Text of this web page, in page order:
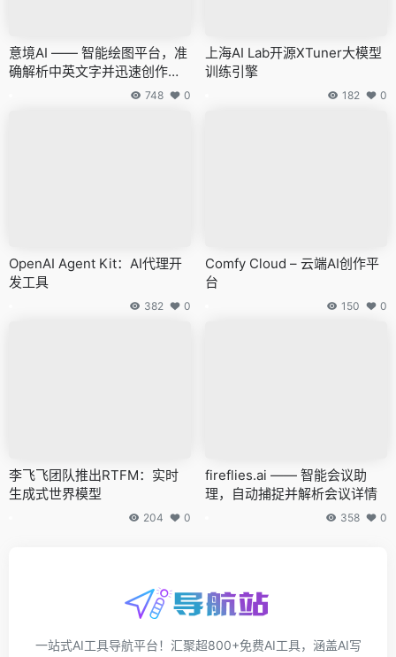
意境AI —— 智能绘图平台，准
确解析中英文字并迅速创作图
748 0
上海AI Lab开源XTuner大模型
训练引擎
182 0
OpenAI Agent Kit：AI代理开
发工具
382 0
Comfy Cloud – 云端AI创作平
台
150 0
李飞飞团队推出RTFM：实时
生成式世界模型
204 0
fireflies.ai —— 智能会议助
理，自动捕捉并解析会议详情
358 0
一站式AI工具导航平台！汇聚超800+免费AI工具，涵盖AI写